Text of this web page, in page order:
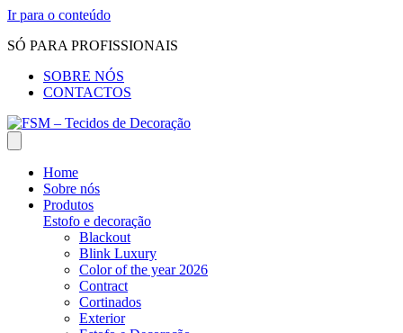
Ir para o conteúdo
SÓ PARA PROFISSIONAIS
SOBRE NÓS
CONTACTOS
Home
Sobre nós
Produtos
Estofo e decoração
Blackout
Blink Luxury
Color of the year 2026
Contract
Cortinados
Exterior